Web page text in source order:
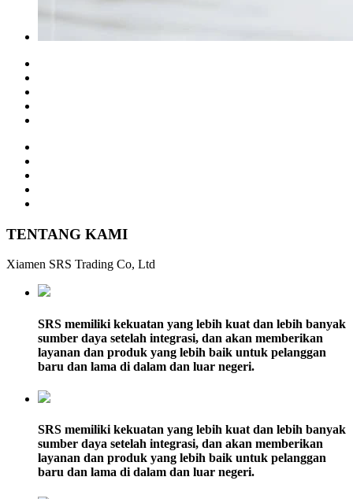
TENTANG KAMI
Xiamen SRS Trading Co, Ltd
SRS memiliki kekuatan yang lebih kuat dan lebih banyak
sumber daya setelah integrasi, dan akan memberikan
layanan dan produk yang lebih baik untuk pelanggan
baru dan lama di dalam dan luar negeri.
SRS memiliki kekuatan yang lebih kuat dan lebih banyak
sumber daya setelah integrasi, dan akan memberikan
layanan dan produk yang lebih baik untuk pelanggan
baru dan lama di dalam dan luar negeri.